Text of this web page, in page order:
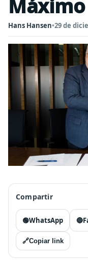
Hans Hansen•29 de
Compartir
🟢WhatsApp 🔵
🔗Copiar link